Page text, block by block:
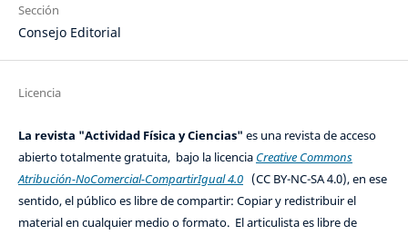
Sección
Consejo Editorial
Licencia
La revista "Actividad Física y Ciencias" es una revista de acceso
abierto totalmente gratuita, bajo la licencia Creative Commons
Atribución-NoComercial-CompartirIgual 4.0(CC BY-NC-SA 4.0), en ese
sentido, el público es libre de compartir: Copiar y redistribuir el
material en cualquier medio o formato. El articulista es libre de